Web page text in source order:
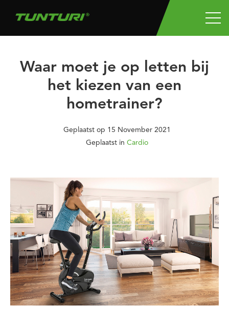
Waar moet je op letten bij
het kiezen van een
hometrainer?
Geplaatst op 15 November 2021
Geplaatst in Cardio